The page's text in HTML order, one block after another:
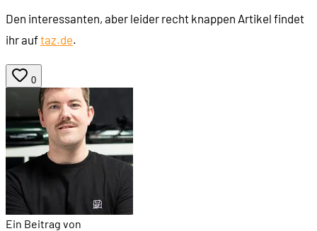
Den interessanten, aber leider recht knappen Artikel findet
ihr auftaz.de.
0
Ein Beitrag von